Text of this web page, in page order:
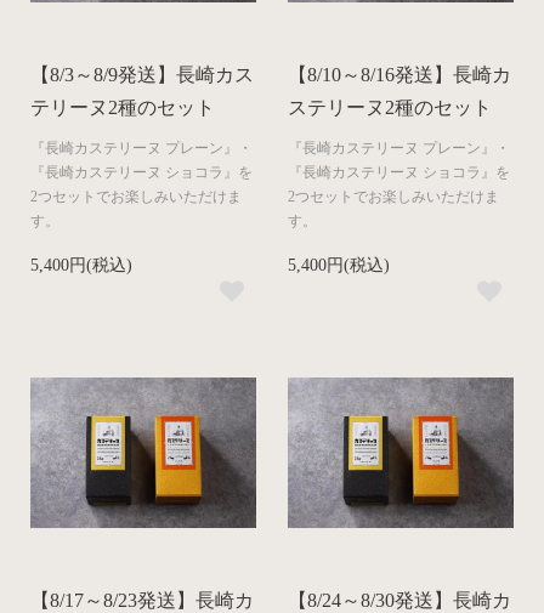
【8/3～8/9発送】長崎カス
テリーヌ2種のセット
『長崎カステリーヌ プレーン』・
『長崎カステリーヌ ショコラ』を
2つセットでお楽しみいただけま
す。
5,400円(税込)
【8/10～8/16発送】長崎カ
ステリーヌ2種のセット
『長崎カステリーヌ プレーン』・
『長崎カステリーヌ ショコラ』を
2つセットでお楽しみいただけま
す。
5,400円(税込)
【8/17～8/23発送】長崎カ
【8/24～8/30発送】長崎カ